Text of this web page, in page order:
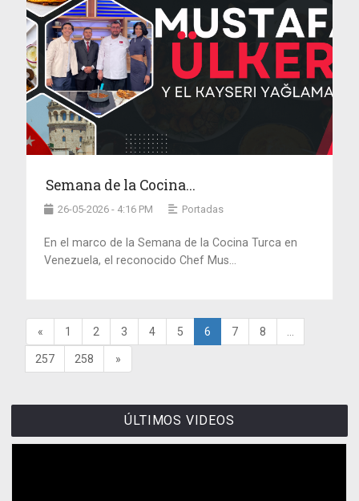
Semana de la Cocina...
26-05-2026 - 4:16 PM Portadas
En el marco de la Semana de la Cocina Turca en
Venezuela, el reconocido Chef Mus...
« 1 2 3 4 5 6 7 8
257 258 »
ÚLTIMOS VIDEOS